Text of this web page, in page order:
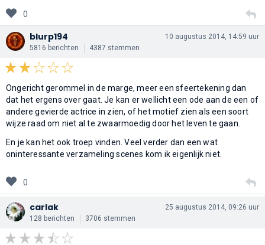
0
blurp194
5816 berichten 4387 stemmen
10 augustus 2014, 14:59 uur
Ongericht gerommel in de marge, meer een sfeertekening dan
dat het ergens over gaat. Je kan er wellicht een ode aan de een of
andere gevierde actrice in zien, of het motief zien als een soort
wijze raad om niet al te zwaarmoedig door het leven te gaan.
En je kan het ook troep vinden. Veel verder dan een wat
oninteressante verzameling scenes kom ik eigenlijk niet.
0
carlak
128 berichten 3706 stemmen
25 augustus 2014, 09:26 uur